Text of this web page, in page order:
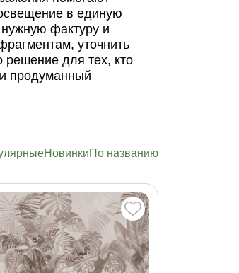
в единую
фактуру и
уточнить
решение для тех, кто
и продуманный
НовинкиПо названию